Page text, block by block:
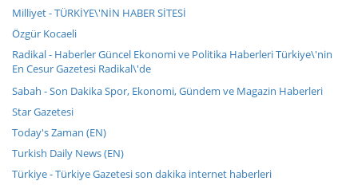
Milliyet - TÜRKİYE\'NİN HABER SİTESİ
Özgür Kocaeli
Radikal - Haberler Güncel Ekonomi ve Politika Haberleri Türkiye\'nin
En Cesur Gazetesi Radikal\'de
Sabah - Son Dakika Spor, Ekonomi, Gündem ve Magazin Haberleri
Star Gazetesi
Today's Zaman (EN)
Turkish Daily News (EN)
Türkiye - Türkiye Gazetesi son dakika internet haberleri